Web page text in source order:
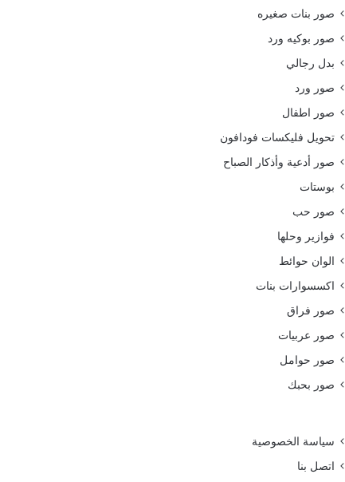
صور بنات صغيره
صور بوكيه ورد
بدل رجالي
صور ورد
صور اطفال
تحويل فليكسات فودافون
صور أدعية وأذكار الصباح
بوستات
صور حب
فوازير وحلها
الوان حوائط
اكسسوارات بنات
صور فراق
صور عربيات
صور حوامل
صور بحبك
سياسة الخصوصية
اتصل بنا